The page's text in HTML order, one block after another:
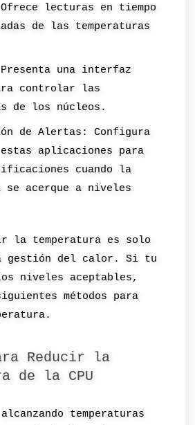
Ofrece lecturas en tiempo
de las temperaturas
Presenta una interfaz
controlar las
de los núcleos.
de Alertas: Configura
aplicaciones para
cuando la
se acerque a niveles
la temperatura es solo
gestión del calor. Si tu
niveles aceptables,
métodos para
Reducir la
de la CPU
temperaturas